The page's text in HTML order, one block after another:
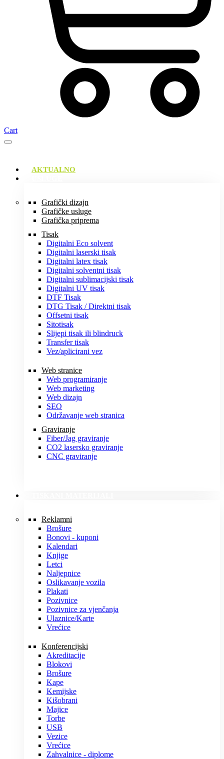
Cart
AKTUALNO
Grafički dizajn
Grafičke usluge
Grafička priprema
Tisak
Digitalni Eco solvent
Digitalni laserski tisak
Digitalni latex tisak
Digitalni solventni tisak
Digitalni sublimacijski tisak
Digitalni UV tisak
DTF Tisak
DTG Tisak / Direktni tisak
Offsetni tisak
Sitotisak
Slijepi tisak ili blindruck
Transfer tisak
Vez/aplicirani vez
Web stranice
Web programiranje
Web marketing
Web dizajn
SEO
Održavanje web stranica
Graviranje
Fiber/Jag graviranje
CO2 lasersko graviranje
CNC graviranje
Reklamni
Brošure
Bonovi - kuponi
Kalendari
Knjige
Letci
Naljepnice
Oslikavanje vozila
Plakati
Pozivnice
Pozivnice za vjenčanja
Ulaznice/Karte
Vrećice
Konferencijski
Akreditacije
Blokovi
Brošure
Kape
Kemijske
Kišobrani
Majice
Torbe
USB
Vezice
Vrećice
Zahvalnice - diplome